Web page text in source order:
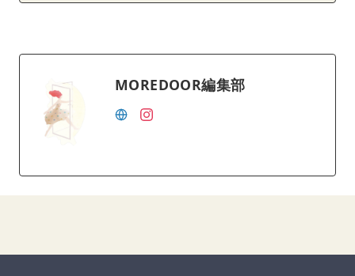
MOREDOOR編集部